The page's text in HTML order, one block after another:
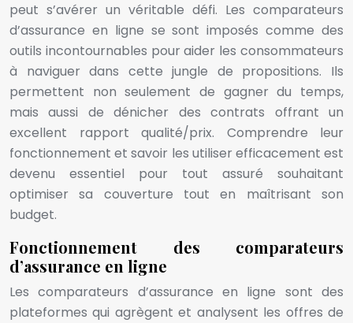
peut s’avérer un véritable défi. Les comparateurs
d’assurance en ligne se sont imposés comme des
outils incontournables pour aider les consommateurs
à naviguer dans cette jungle de propositions. Ils
permettent non seulement de gagner du temps,
mais aussi de dénicher des contrats offrant un
excellent rapport qualité/prix. Comprendre leur
fonctionnement et savoir les utiliser efficacement est
devenu essentiel pour tout assuré souhaitant
optimiser sa couverture tout en maîtrisant son
budget.
Fonctionnement des comparateurs
d’assurance en ligne
Les comparateurs d’assurance en ligne sont des
plateformes qui agrègent et analysent les offres de